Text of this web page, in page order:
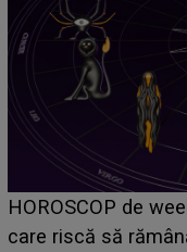
Emanuel a ținut
acum! În fața